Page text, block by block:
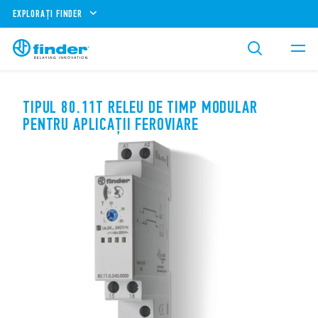
EXPLORAȚI FINDER
TIPUL 80.11T RELEU DE TIMP MODULAR
PENTRU APLICAȚII FEROVIARE